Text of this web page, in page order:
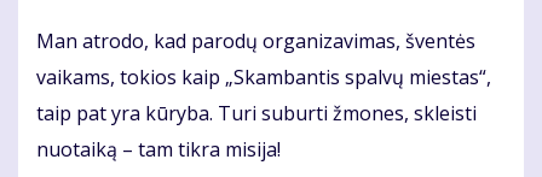
Man at­ro­do, kad pa­ro­dų or­ga­ni­za­vi­mas, šven­tės
vai­kams, to­kios kaip „Skam­ban­tis spal­vų mies­tas“,
taip pat yra kū­ry­ba. Tu­ri su­bur­ti žmo­nes, skleis­ti
nuo­tai­ką – tam tik­ra mi­si­ja!